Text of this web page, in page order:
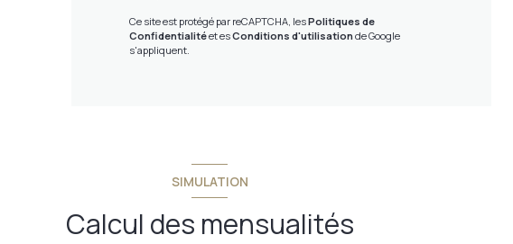
Ce site est protégé par reCAPTCHA, lesPolitiques de
Confidentialitéet esConditions d'utilisationde Google
s'appliquent.
SIMULATION
Calcul des mensualités